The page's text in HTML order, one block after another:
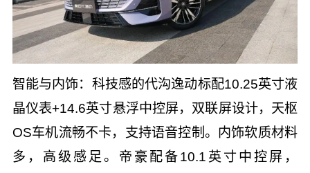
智能与内饰：科技感的代沟逸动标配10.25英寸液
晶仪表+14.6英寸悬浮中控屏，双联屏设计，天枢
OS车机流畅不卡，支持语音控制。内饰软质材料
多，高级感足。帝豪配备10.1英寸中控屏，